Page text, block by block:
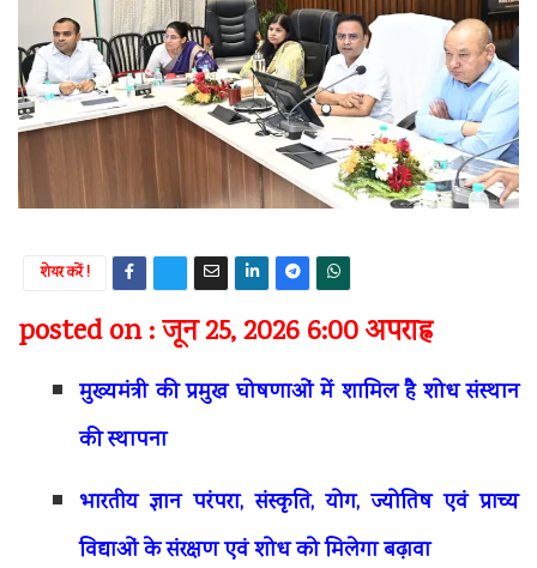
शेयर करें !
posted on : जून 25, 2026 6:00 अपराह्न
मुख्यमंत्री की प्रमुख घोषणाओं में शामिल है शोध संस्थान
की स्थापना
भारतीय ज्ञान परंपरा, संस्कृति, योग, ज्योतिष एवं प्राच्य
विद्याओं के संरक्षण एवं शोध को मिलेगा बढ़ावा